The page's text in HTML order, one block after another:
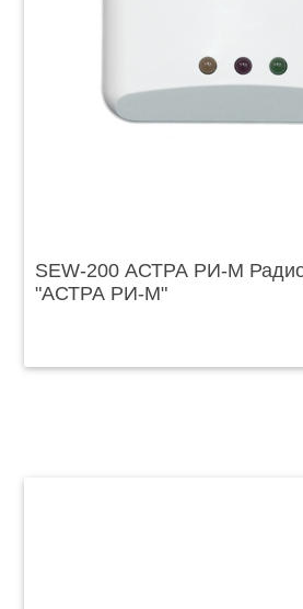
SЕW-200 АСТРА РИ-М
"АСТРА РИ-М"